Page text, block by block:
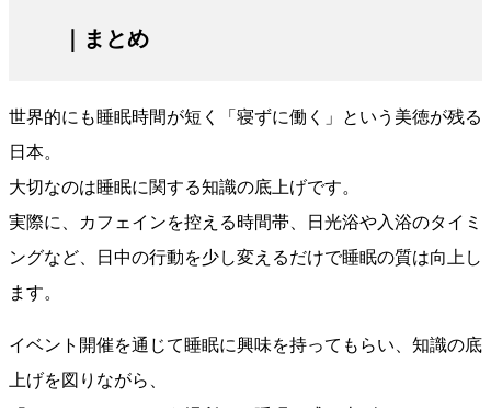
｜まとめ
世界的にも睡眠時間が短く「寝ずに働く」という美徳が残る
日本。
大切なのは睡眠に関する知識の底上げです。
実際に、カフェインを控える時間帯、日光浴や入浴のタイミ
ングなど、日中の行動を少し変えるだけで睡眠の質は向上し
ます。
イベント開催を通じて睡眠に興味を持ってもらい、知識の底
上げを図りながら、